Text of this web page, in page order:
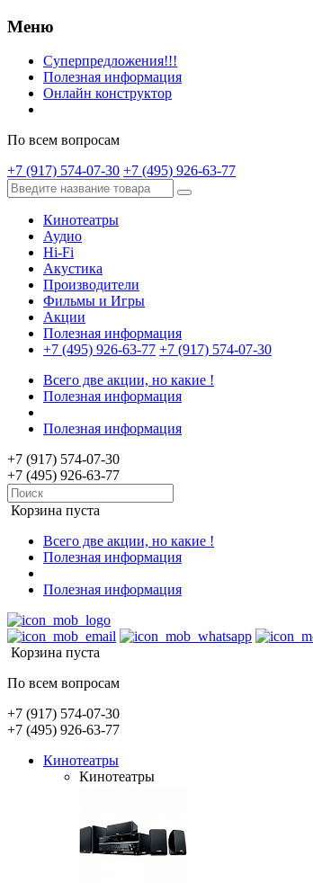
Меню
Суперпредложения!!!
Полезная информация
Онлайн конструктор
По всем вопросам
+7 (917) 574-07-30 +7 (495) 926-63-77
Кинотеатры
Аудио
Hi-Fi
Акустика
Производители
Фильмы и Игры
Акции
Полезная информация
+7 (495) 926-63-77 +7 (917) 574-07-30
Всего две акции, но какие !
Полезная информация
Полезная информация
+7 (917) 574-07-30
+7 (495) 926-63-77
Корзина пуста
Всего две акции, но какие !
Полезная информация
Полезная информация
Корзина пуста
По всем вопросам
+7 (917) 574-07-30
+7 (495) 926-63-77
Кинотеатры
Кинотеатры